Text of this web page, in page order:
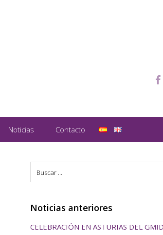
Noticias Contacto
Noticias anteriores
CELEBRACIÓN EN ASTURIAS DEL